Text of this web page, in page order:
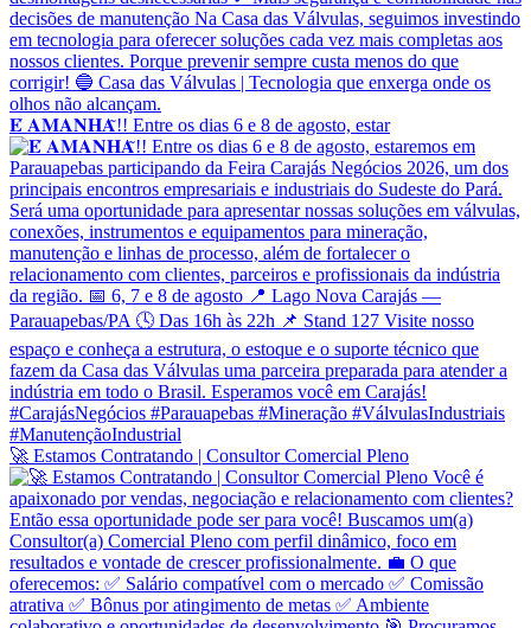
𝐄́ 𝐀𝐌𝐀𝐍𝐇𝐀̃!! Entre os dias 6 e 8 de agosto, estar
🚀 Estamos Contratando | Consultor Comercial Pleno